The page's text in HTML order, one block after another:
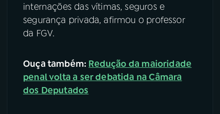
internações das vítimas, seguros e
segurança privada, afirmou o professor
da FGV.
Ouça também: Redução da maioridade
penal volta a ser debatida na Câmara
dos Deputados